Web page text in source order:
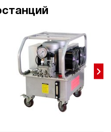
Гидравлический замок